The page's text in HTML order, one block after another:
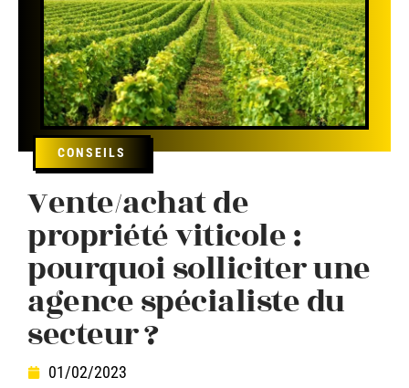
CONSEILS
Vente/achat de
propriété viticole :
pourquoi solliciter une
agence spécialiste du
secteur ?
01/02/2023